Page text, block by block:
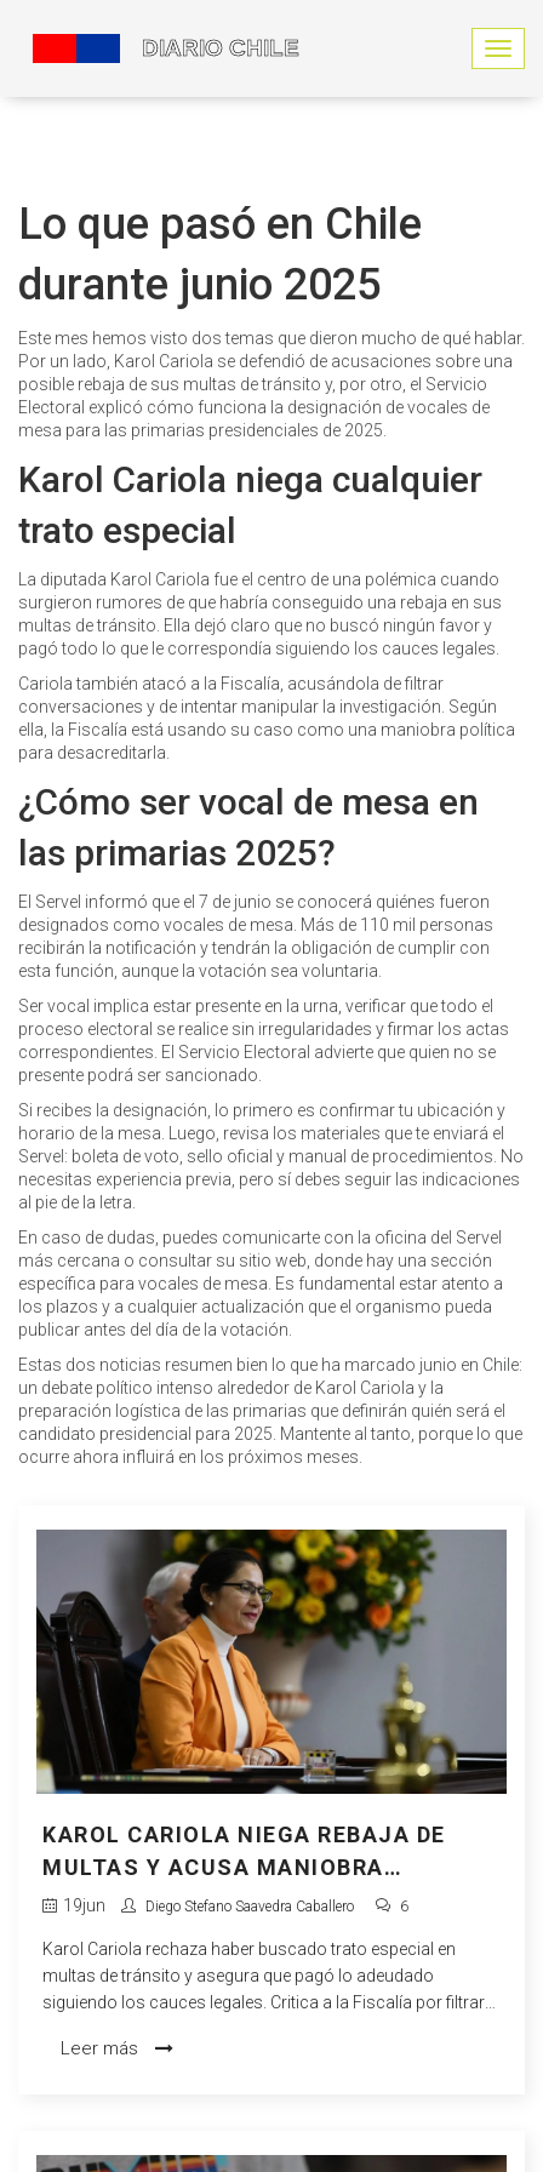
N
a
p
a
Lo que pasó en Chile
durante junio 2025
Este mes hemos visto dos temas que dieron mucho de qué hablar.
Por un lado, Karol Cariola se defendió de acusaciones sobre una
posible rebaja de sus multas de tránsito y, por otro, el Servicio
Electoral explicó cómo funciona la designación de vocales de
mesa para las primarias presidenciales de 2025.
Karol Cariola niega cualquier
trato especial
La diputada Karol Cariola fue el centro de una polémica cuando
surgieron rumores de que habría conseguido una rebaja en sus
multas de tránsito. Ella dejó claro que no buscó ningún favor y
pagó todo lo que le correspondía siguiendo los cauces legales.
Cariola también atacó a la Fiscalía, acusándola de filtrar
conversaciones y de intentar manipular la investigación. Según
ella, la Fiscalía está usando su caso como una maniobra política
para desacreditarla.
¿Cómo ser vocal de mesa en
las primarias 2025?
El Servel informó que el 7 de junio se conocerá quiénes fueron
designados como vocales de mesa. Más de 110 mil personas
recibirán la notificación y tendrán la obligación de cumplir con
esta función, aunque la votación sea voluntaria.
Ser vocal implica estar presente en la urna, verificar que todo el
proceso electoral se realice sin irregularidades y firmar los actas
correspondientes. El Servicio Electoral advierte que quien no se
presente podrá ser sancionado.
Si recibes la designación, lo primero es confirmar tu ubicación y
horario de la mesa. Luego, revisa los materiales que te enviará el
Servel: boleta de voto, sello oficial y manual de procedimientos. No
necesitas experiencia previa, pero sí debes seguir las indicaciones
al pie de la letra.
En caso de dudas, puedes comunicarte con la oficina del Servel
más cercana o consultar su sitio web, donde hay una sección
específica para vocales de mesa. Es fundamental estar atento a
los plazos y a cualquier actualización que el organismo pueda
publicar antes del día de la votación.
Estas dos noticias resumen bien lo que ha marcado junio en Chile:
un debate político intenso alrededor de Karol Cariola y la
preparación logística de las primarias que definirán quién será el
candidato presidencial para 2025. Mantente al tanto, porque lo que
ocurre ahora influirá en los próximos meses.
KAROL CARIOLA NIEGA REBAJA DE
MULTAS Y ACUSA MANIOBRA
POLÍTICA DE LA FISCALÍA
19jun Diego Stefano Saavedra Caballero 6
Karol Cariola rechaza haber buscado trato especial en
multas de tránsito y asegura que pagó lo adeudado
siguiendo los cauces legales. Critica a la Fiscalía por filtrar
está siendo víctima de una operación política.
Leer más